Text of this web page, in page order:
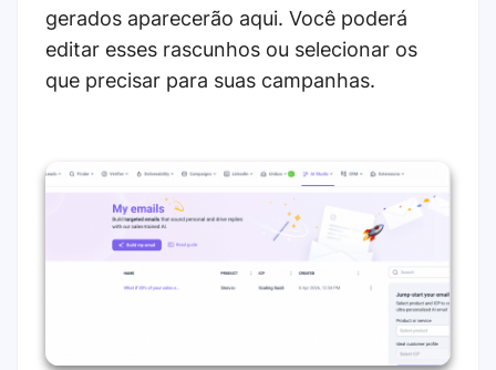
gerados aparecerão aqui. Você poderá
editar esses rascunhos ou selecionar os
que precisar para suas campanhas.